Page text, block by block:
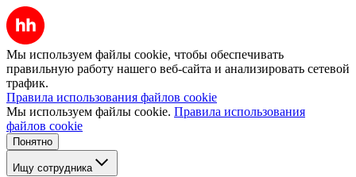
Мы используем файлы cookie, чтобы обеспечивать
правильную работу нашего веб-сайта и анализировать сетевой
трафик.
Правила использования файлов cookie
Мы используем файлы cookie. Правила использования
файлов cookie
Понятно
Ищу сотрудника